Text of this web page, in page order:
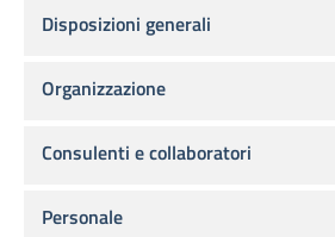
Disposizioni generali
Organizzazione
Consulenti e collaboratori
Personale